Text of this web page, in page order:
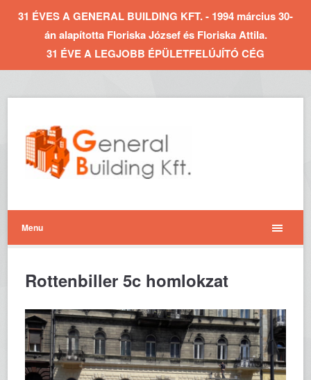
31 ÉVES A GENERAL BUILDING KFT. - 1994 március 30-
án alapította Floriska József és Floriska Attila.
31 ÉVE A LEGJOBB ÉPÜLETFELÚJÍTÓ CÉG
Menu
Rottenbiller 5c homlokzat